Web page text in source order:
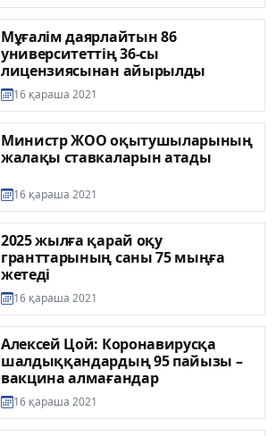
Мұғалім даярлайтын 86
университеттің 36-сы
лицензиясынан айырылды
16 қараша 2021
Министр ЖОО оқытушыларының
жалақы ставкаларын атады
16 қараша 2021
2025 жылға қарай оқу
гранттарының саны 75 мыңға
жетеді
16 қараша 2021
Алексей Цой: Коронавирусқа
шалдыққандардың 95 пайызы –
вакцина алмағандар
16 қараша 2021